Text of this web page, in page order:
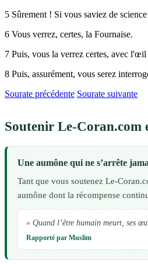
5 Sûrement ! Si vous saviez de
6 Vous verrez, certes, la Fournaise.
7 Puis, vous la verrez certes, avec l'œil
8 Puis, assurément, vous serez
Sourate précédente Sourate suivante
Soutenir Le-Coran.com
Une aumône qui ne s’arrête
Tant que vous soutenez Le-
aumône dont la récompense
« Quand l’être humain meurt, ses
Rapporté par Muslim